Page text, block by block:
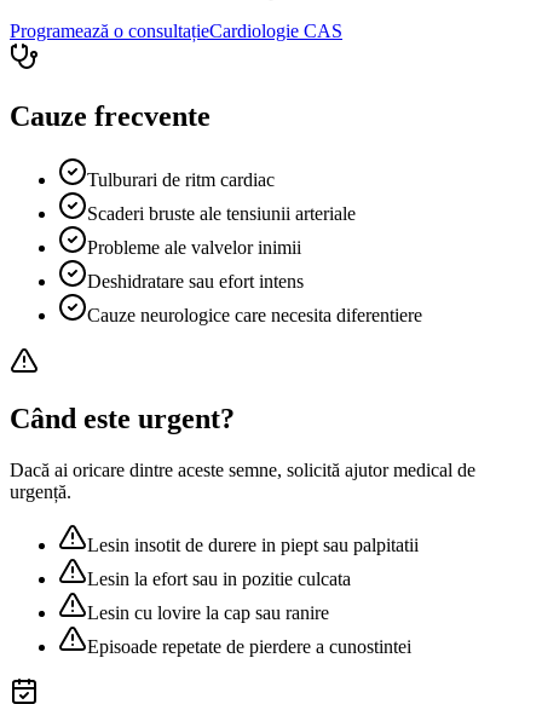
Programează o consultațieCardiologie CAS
Cauze frecvente
Tulburari de ritm cardiac
Scaderi bruste ale tensiunii arteriale
Probleme ale valvelor inimii
Deshidratare sau efort intens
Cauze neurologice care necesita diferentiere
Când este urgent?
Dacă ai oricare dintre aceste semne, solicită ajutor medical de
urgență.
Lesin insotit de durere in piept sau palpitatii
Lesin la efort sau in pozitie culcata
Lesin cu lovire la cap sau ranire
Episoade repetate de pierdere a cunostintei